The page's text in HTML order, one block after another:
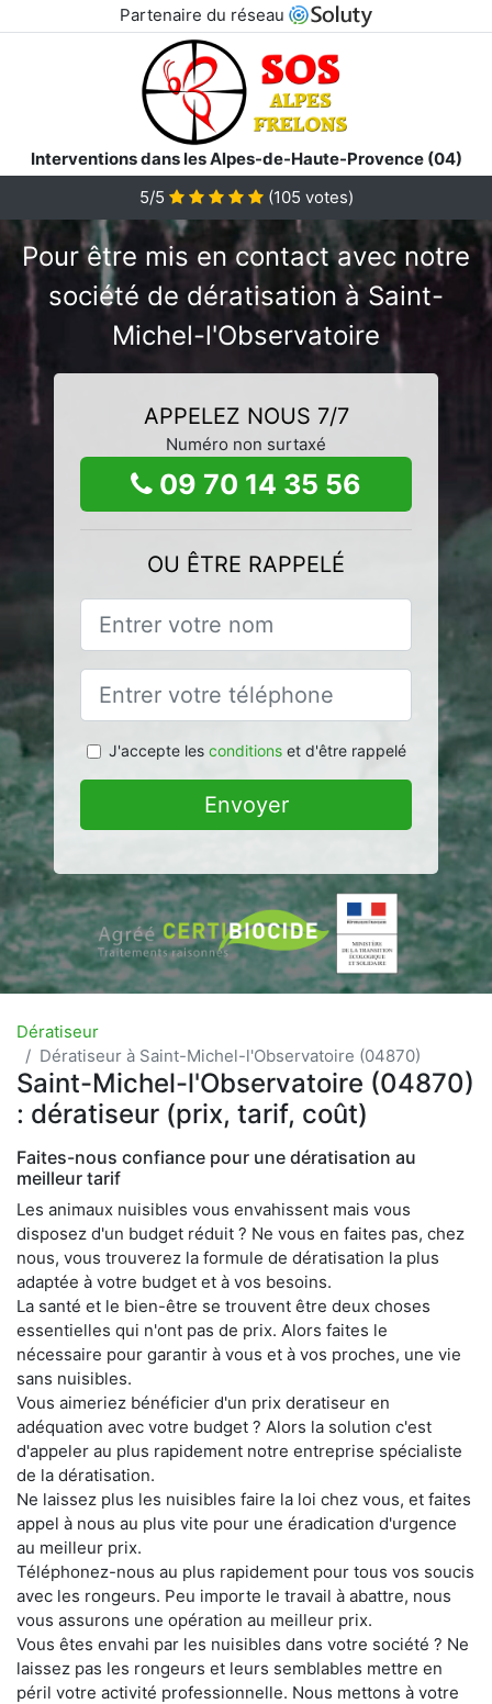
Partenaire du réseau
Interventions dans les Alpes-de-Haute-Provence (04)
5/5
(105 votes)
Pour être mis en contact avec notre
société de dératisation à Saint-
Michel-l'Observatoire
APPELEZ NOUS 7/7
Numéro non surtaxé
09 70 14 35 56
OU ÊTRE RAPPELÉ
J'accepte les conditionset d'être rappelé
Envoyer
Dératiseur
Dératiseur à Saint-Michel-l'Observatoire (04870)
Saint-Michel-l'Observatoire (04870)
: dératiseur (prix, tarif, coût)
Faites-nous confiance pour une dératisation au
meilleur tarif
Les animaux nuisibles vous envahissent mais vous
disposez d'un budget réduit ? Ne vous en faites pas, chez
nous, vous trouverez la formule de dératisation la plus
adaptée à votre budget et à vos besoins.
La santé et le bien-être se trouvent être deux choses
essentielles qui n'ont pas de prix. Alors faites le
nécessaire pour garantir à vous et à vos proches, une vie
sans nuisibles.
Vous aimeriez bénéficier d'un prix deratiseur en
adéquation avec votre budget ? Alors la solution c'est
d'appeler au plus rapidement notre entreprise spécialiste
de la dératisation.
Ne laissez plus les nuisibles faire la loi chez vous, et faites
appel à nous au plus vite pour une éradication d'urgence
au meilleur prix.
Téléphonez-nous au plus rapidement pour tous vos soucis
avec les rongeurs. Peu importe le travail à abattre, nous
vous assurons une opération au meilleur prix.
Vous êtes envahi par les nuisibles dans votre société ? Ne
laissez pas les rongeurs et leurs semblables mettre en
péril votre activité professionnelle. Nous mettons à votre